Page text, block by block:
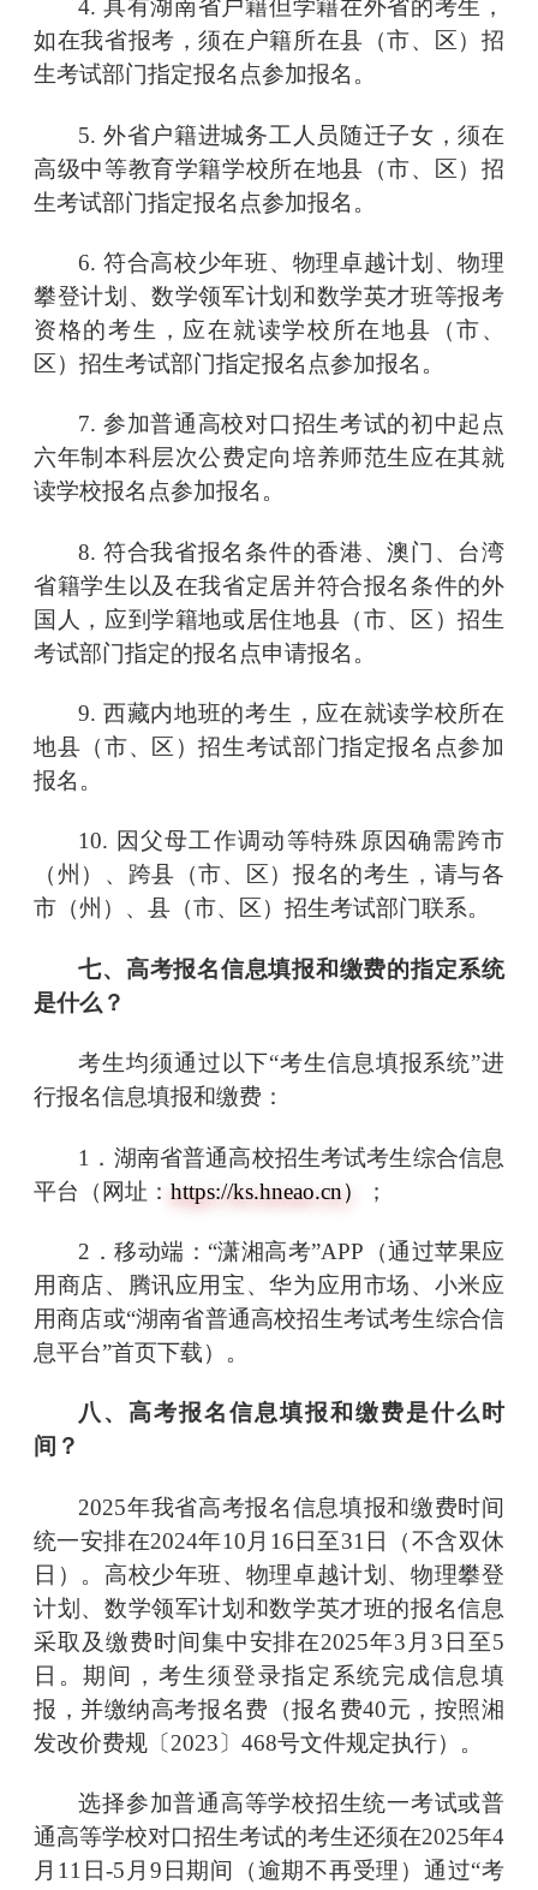
4. 具有湖南省户籍但学籍在外省的考生，
如在我省报考，须在户籍所在县（市、区）招
生考试部门指定报名点参加报名。
5. 外省户籍进城务工人员随迁子女，须在
高级中等教育学籍学校所在地县（市、区）招
生考试部门指定报名点参加报名。
6. 符合高校少年班、物理卓越计划、物理
攀登计划、数学领军计划和数学英才班等报考
资格的考生，应在就读学校所在地县（市、
区）招生考试部门指定报名点参加报名。
7. 参加普通高校对口招生考试的初中起点
六年制本科层次公费定向培养师范生应在其就
读学校报名点参加报名。
8. 符合我省报名条件的香港、澳门、台湾
省籍学生以及在我省定居并符合报名条件的外
国人，应到学籍地或居住地县（市、区）招生
考试部门指定的报名点申请报名。
9. 西藏内地班的考生，应在就读学校所在
地县（市、区）招生考试部门指定报名点参加
报名。
10. 因父母工作调动等特殊原因确需跨市
（州）、跨县（市、区）报名的考生，请与各
市（州）、县（市、区）招生考试部门联系。
七、高考报名信息填报和缴费的指定系统
是什么？
考生均须通过以下“考生信息填报系统”进
行报名信息填报和缴费：
1．湖南省普通高校招生考试考生综合信息
平台（网址： https://ks.hneao.cn） ；
2．移动端： “潇湘高考”APP（通过苹果应
用商店、腾讯应用宝、华为应用市场、小米应
用商店或“湖南省普通高校招生考试考生综合信
息平台”首页下载）。
八、高考报名信息填报和缴费是什么时
间？
2025年我省高考报名信息填报和缴费时间
统一安排在2024年10月16日至31日（不含双休
日）。高校少年班、物理卓越计划、物理攀登
计划、数学领军计划和数学英才班的报名信息
采取及缴费时间集中安排在2025年3月3日至5
日。期间，考生须登录指定系统完成信息填
报，并缴纳高考报名费（报名费40元，按照湘
发改价费规〔2023〕468号文件规定执行）。
选择参加普通高等学校招生统一考试或普
通高等学校对口招生考试的考生还须在2025年4
月11日-5月9日期间（逾期不再受理）通过“考